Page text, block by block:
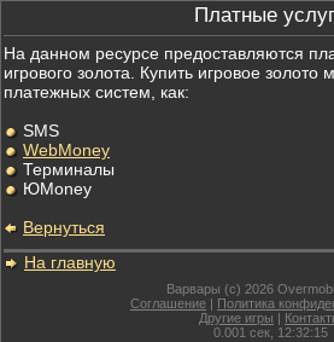
Платные
На данном ресурсе предоставляются
игрового золота. Купить игровое
платежных систем, как:
SMS
WebMoney
Терминалы
ЮMoney
Вернуться
На главную
Варвары (c) 2026
Соглашение | Политика
Другие игры |
0.001 сек, 12:32:15